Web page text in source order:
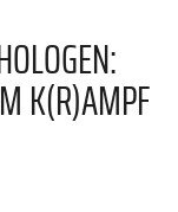
K(R)AMPF